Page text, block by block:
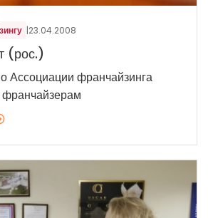
|23.04.2008
(рос.)
Ассоциации франчайзинга